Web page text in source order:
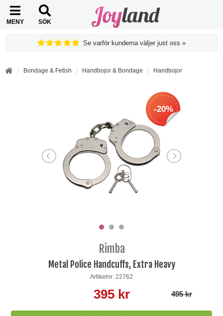
MENY SÖK
Se varför kunderna väljer just oss »
Bondage & Fetish Handbojor & Bondage Handbojor
-20%
Rimba
Metal Police Handcuffs, Extra Heavy
Artikelnr: 22762
395 kr 495 kr